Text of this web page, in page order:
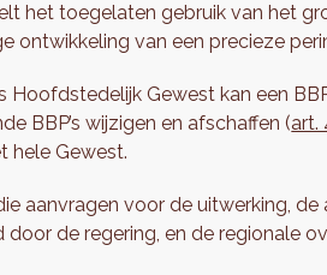
het toegelaten gebruik van het
ontwikkeling van een precieze
Hoofdstedelijk Gewest kan een
BBP’s wijzigen en afschaffen (art.
hele Gewest.
aanvragen voor de uitwerking,
door de regering, en de regionale